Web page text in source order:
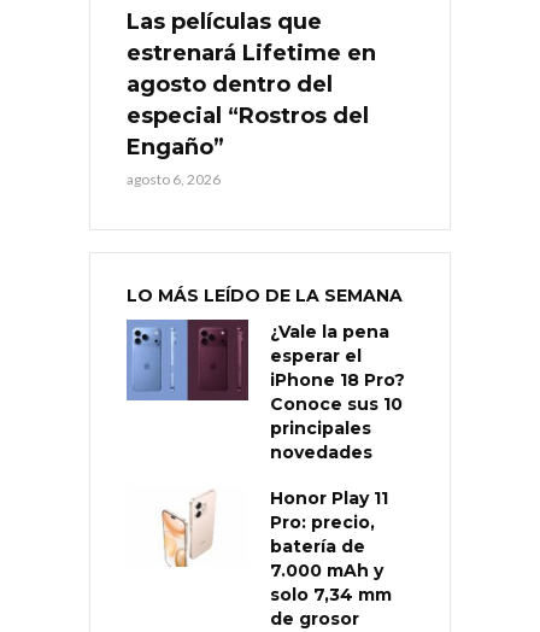
Las películas que
estrenará Lifetime en
agosto dentro del
especial “Rostros del
Engaño”
agosto 6, 2026
LO MÁS LEÍDO DE LA SEMANA
¿Vale la pena
esperar el
iPhone 18 Pro?
Conoce sus 10
principales
novedades
Honor Play 11
Pro: precio,
batería de
7.000 mAh y
solo 7,34 mm
de grosor